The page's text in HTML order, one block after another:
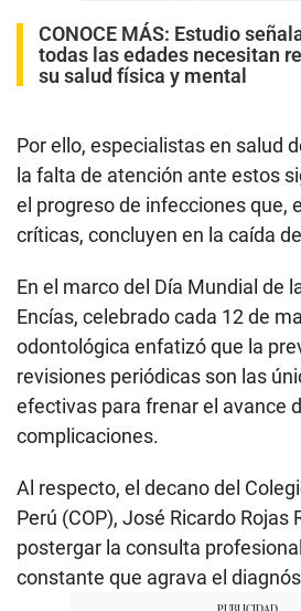
CONOCE MÁS: Estudio
todas las edades necesitan
su salud física y mental
Por ello, especialistas en salud
la falta de atención ante estos
el progreso de infecciones que,
críticas, concluyen en la caída
En el marco del Día Mundial de
Encías, celebrado cada 12 de
odontológica enfatizó que la
revisiones periódicas son las
efectivas para frenar el avance
complicaciones.
Al respecto, el decano del
Perú (COP), José Ricardo Rojas
postergar la consulta
constante que agrava el